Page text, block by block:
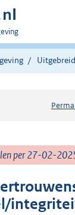
per 27-02-